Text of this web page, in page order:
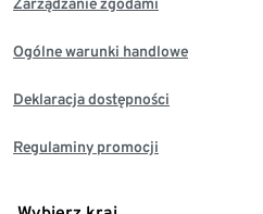
Ogólne warunki handlowe
Deklaracja dostępności
Regulaminy promocji